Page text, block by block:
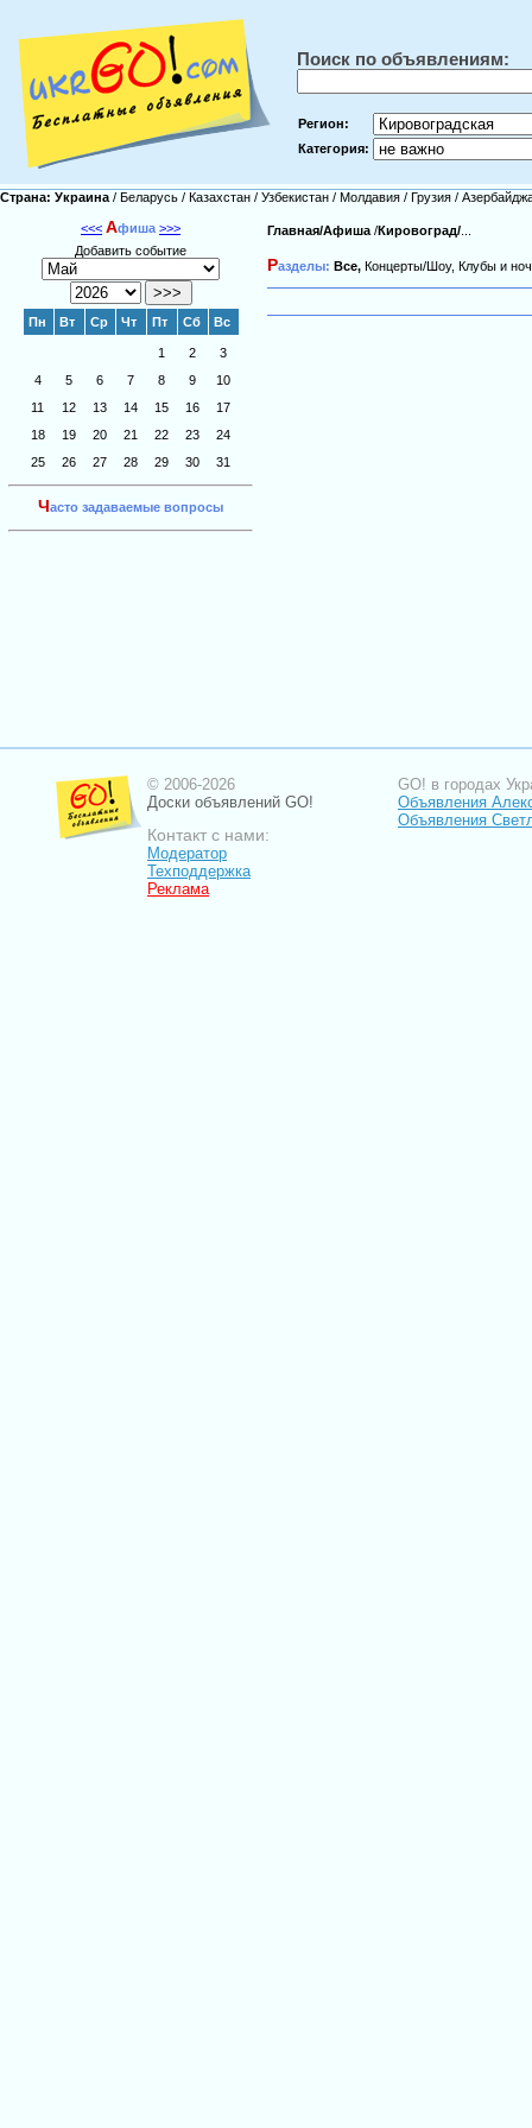
Поиск по объявлениям:
Регион:
Категория:
Страна: Украина / Беларусь / Казахстан / Узбекистан / Молдавия / Грузия /
<<< Афиша >>>
Добавить событие
Пн Вт Ср Чт Пт Сб Вс
1 2
3
4
5 6 7 8 9
10
11
12 13 14 15 16
17
18
19 20 21 22 23
24
25
26 27 28 29 30 31
Часто задаваемые вопросы
Главная/Афиша /Кировоград/
Разделы: Все, Концерты/Шоу, Клубы и
© 2006-2026
Доски объявлений GO!
Контакт с нами:
Модератор
Техподдержка
Реклама
GO! в городах
Объявления
Объявления